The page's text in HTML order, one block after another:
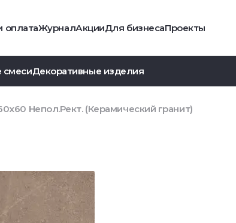
оплатаЖурналАкцииДля бизнесаПроекты
смесиДекоративные изделия
Непол.Рект. (Керамический гранит)